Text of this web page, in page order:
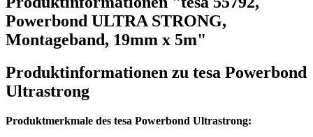
Powerbond ULTRA STRONG,
Montageband, 19mm x 5m"
Produktinformationen zu tesa Powerbond
Ultrastrong
Produktmerkmale des tesa Powerbond Ultrastrong: